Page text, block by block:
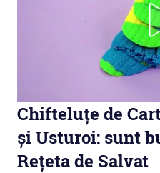
Chifteluțe de
și Usturoi: sunt
Rețeta de Salvat